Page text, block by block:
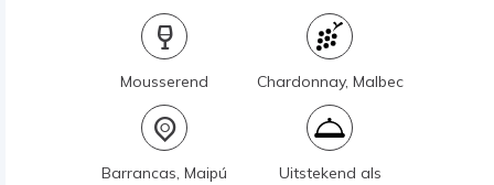
Mousserend Chardonnay, Malbec
Barrancas, Maipú
Uitstekend als